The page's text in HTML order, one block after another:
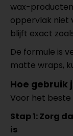
wax-
oppervlak niet
blijft exact
De formule is
matte wraps,
Hoe gebruik
Voor het
Stap 1: Zorg
is